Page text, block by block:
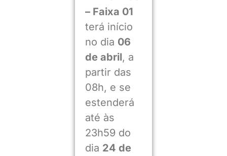
– Faixa 01
terá início
no dia 06
de abril, a
partir das
08h, e se
estenderá
até às
23h59 do
dia 24 de